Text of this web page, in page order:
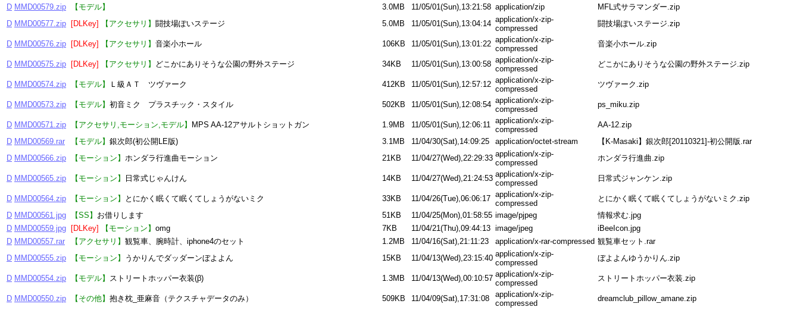
D MMD00579.zip 【モデル】 3.0MB 11/05/01(Sun),13:21:58 application/zip
MFL式サラマンダー.zip
D MMD00577.zip [DLKey] 【アクセサリ】 闘技場ぽいステージ 5.0MB 11/05/01(Sun),13:04:14 application/x-zip-
compressed
闘技場ぽいステージ.zip
D MMD00576.zip [DLKey] 【アクセサリ】 音楽小ホール 106KB 11/05/01(Sun),13:01:22 application/x-zip-
compressed
音楽小ホール.zip
D MMD00575.zip [DLKey] 【アクセサリ】 どこかにありそうな公園の野外ステージ 34KB 11/05/01(Sun),13:00:58 application/x-zip-
compressed
どこかにありそうな公園の野外ステージ.zip
D MMD00574.zip 【モデル】 Ｌ級ＡＴ ツヴァーク 412KB 11/05/01(Sun),12:57:12 application/x-zip-
compressed
ツヴァーク.zip
D MMD00573.zip 【モデル】 初音ミク プラスチック・スタイル 502KB 11/05/01(Sun),12:08:54 application/x-zip-
compressed
ps_miku.zip
D MMD00571.zip 【アクセサリ,モーション,モデル】 MPS AA-12アサルトショットガン 1.9MB 11/05/01(Sun),12:06:11 application/x-zip-
compressed
AA-12.zip
D MMD00569.rar 【モデル】 銀次郎(初公開LE版) 3.1MB 11/04/30(Sat),14:09:25 application/octet-stream
【K-Masaki】銀次郎[20110321]-初公開版.rar
D MMD00566.zip 【モーション】 ホンダラ行進曲モーション 21KB 11/04/27(Wed),22:29:33 application/x-zip-
compressed
ホンダラ行進曲.zip
D MMD00565.zip 【モーション】 日常式じゃんけん 14KB 11/04/27(Wed),21:24:53 application/x-zip-
compressed
日常式ジャンケン.zip
D MMD00564.zip 【モーション】 とにかく眠くて眠くてしょうがないミク 33KB 11/04/26(Tue),06:06:17 application/x-zip-
compressed
とにかく眠くて眠くてしょうがないミク.zip
D MMD00561.jpg 【SS】 お借りします 51KB 11/04/25(Mon),01:58:55 image/pjpeg
情報求む.jpg
D MMD00559.jpg [DLKey] 【モーション】 omg 7KB 11/04/21(Thu),09:44:13 image/jpeg
iBeeIcon.jpg
D MMD00557.rar 【アクセサリ】 観覧車、腕時計、iphone4のセット 1.2MB 11/04/16(Sat),21:11:23 application/x-rar-compressed 観覧車セット.rar
D MMD00555.zip 【モーション】 うかりんでダッダーンぼよよん 15KB 11/04/13(Wed),23:15:40 application/x-zip-
compressed
ぼよよんゆうかりん.zip
D MMD00554.zip 【モデル】 ストリートホッパー衣装(β) 1.3MB 11/04/13(Wed),00:10:57 application/x-zip-
compressed
ストリートホッパー衣装.zip
D MMD00550.zip 【その他】 抱き枕_亜麻音（テクスチャデータのみ） 509KB 11/04/09(Sat),17:31:08
application/x-zip-
compressed
dreamclub_pillow_amane.zip